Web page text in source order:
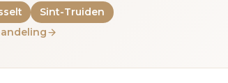
Sint-Truiden